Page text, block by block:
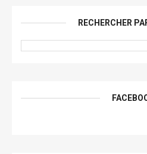
RECHERCHER